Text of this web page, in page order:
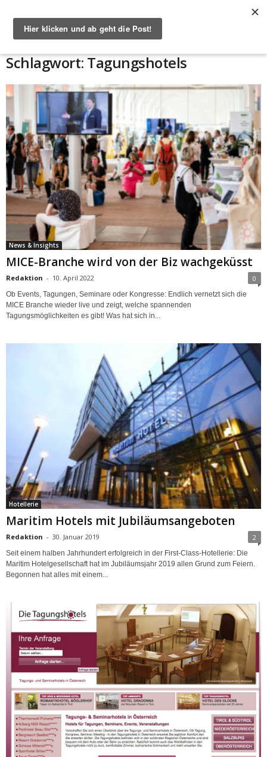
Schlagwort: Tagungshotels
News & Insights
MICE-Branche wird von der Biz wachgeküsst
Redaktion - 10. April 2022 0
Ob Events, Tagungen, Seminare oder Kongresse: Endlich vernetzt sich die
MICE Branche wieder live und zeigt, welche spannenden
Tagungsmöglichkeiten es gibt! Was hat sich in...
Hotellerie
Maritim Hotels mit Jubiläumsangeboten
Redaktion - 30. Januar 2019 2
Seit einem halben Jahrhundert erfolgreich in der First-Class-Hotellerie: Die
Maritim Hotelgesellschaft hat im Jubiläumsjahr 2019 allen Grund zum Feiern.
Begonnen hat alles mit einem...